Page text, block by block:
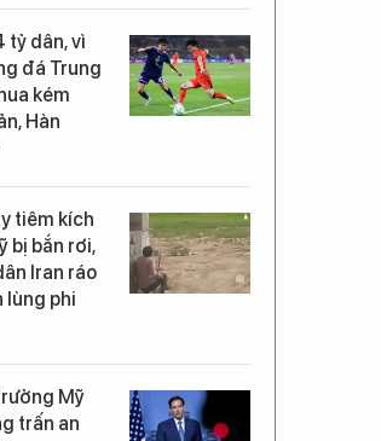
tỷ dân, vì
đá Trung
kém
Hàn
tiêm kích
bị bắn rơi,
Iran ráo
lùng phi
Mỹ
trấn an